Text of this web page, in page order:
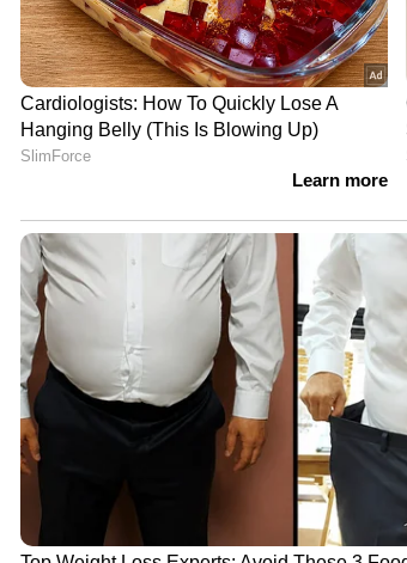
പോസ്റ്റുമോര്‍ട്ടം റിപ്പോര്‍ട്ടിൽ
പാറശാല പൊലീസ് പറയുന്നത്. എന്നാല്‍,
അന്വേഷണം വഴിതിരിച്ച്
ആരെയോ ഭയക്കുന്നുണ്ട്. മെഡിക്കല്‍
വിഷാംശമുള്ള ഭക്ഷണം നല്‍കിയാകാമെന്ന്
മജിസ്ട്രേറ്റെത്തി ഷാരോണിന്‍റെ
സംഭവിച്ചതെന്താണെന്ന് ഷാരോണ്‍
പൊലീസ്, പോസ്റ്റുമോര്‍ട്ടം റിപ്പോര്‍ട്ടിൽ
അന്വേഷണം അവസാനിപ്പിക്കാനാണ്